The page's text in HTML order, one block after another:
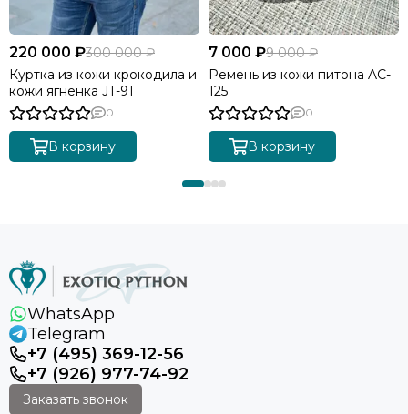
220 000 ₽300 000 ₽
Куртка из кожи крокодила и
кожи ягненка JT-91
0
В корзину
7 000 ₽9 000 ₽
Ремень из кожи питона AC-
125
0
В корзину
WhatsApp
Telegram
+7 (495) 369-12-56
+7 (926) 977-74-92
Заказать звонок